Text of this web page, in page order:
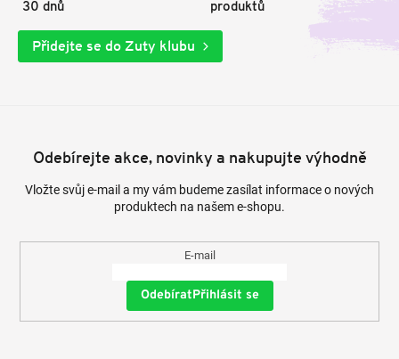
30 dnů
produktů
Přidejte se do Zuty klubu
Odebírejte akce, novinky a nakupujte výhodně
Vložte svůj e-mail a my vám budeme zasílat informace o nových
produktech na našem e-shopu.
E-mail
Přihlásit se